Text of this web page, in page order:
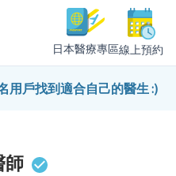
日本醫療專區線上預約
用戶找到適合自己的醫生 :)
師